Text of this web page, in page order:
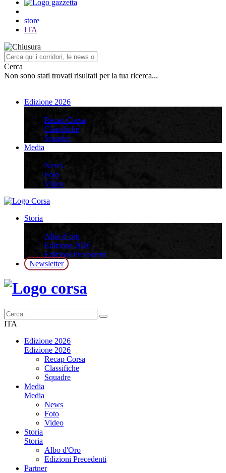
store
ITA
Cerca
Non sono stati trovati risultati per la tua ricerca...
Edizione 2026
Recap Corsa
Classifiche
Squadre
Media
News
Foto
Video
Storia
Albo d’oro
Edizione 2026
Edizioni Precedenti
Newsletter
ITA
Edizione 2026
Edizione 2026
Recap Corsa
Classifiche
Squadre
Media
Media
News
Foto
Video
Storia
Storia
Albo d'Oro
Edizioni Precedenti
Partner